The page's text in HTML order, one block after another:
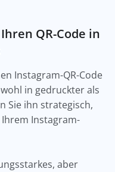
QR-Code in
Instagram-QR-Code
in gedruckter als
Sie ihn strategisch,
Instagram-
aber